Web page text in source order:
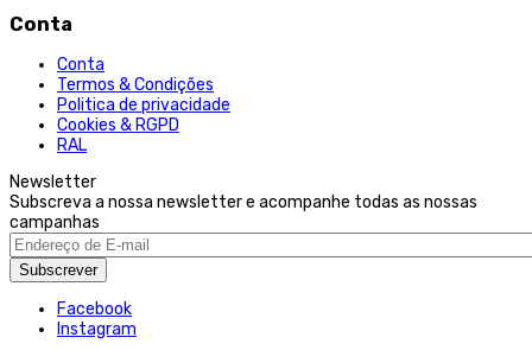
Conta
Conta
Termos & Condições
Politica de privacidade
Cookies & RGPD
RAL
Newsletter
Subscreva a nossa newsletter e acompanhe todas as nossas
campanhas
Subscrever
Facebook
Instagram